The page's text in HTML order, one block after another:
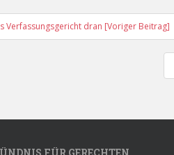
Verfassungsgericht dran [Voriger Beitrag]